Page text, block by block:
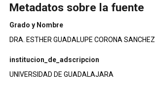
Metadatos sobre la fuente
Grado y Nombre
DRA. ESTHER GUADALUPE CORONA SANCHEZ
institucion_de_adscripcion
UNIVERSIDAD DE GUADALAJARA